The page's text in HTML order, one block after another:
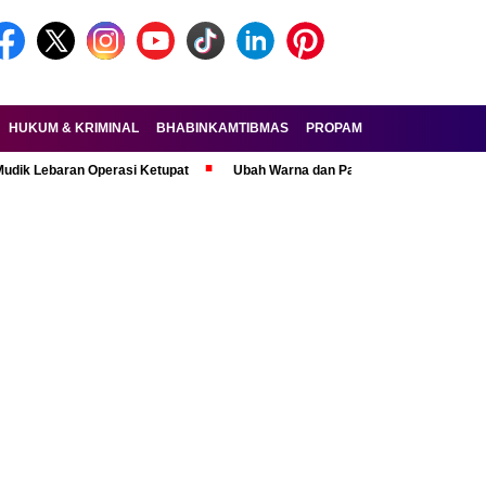
HUKUM & KRIMINAL BHABINKAMTIBMAS PROPAM
Operasi Ketupat Ubah Warna dan Pasang Pelat Palsu, Pelaku